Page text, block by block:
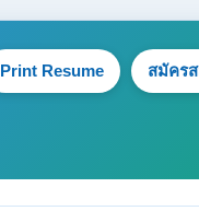
Print Resume สมัคร